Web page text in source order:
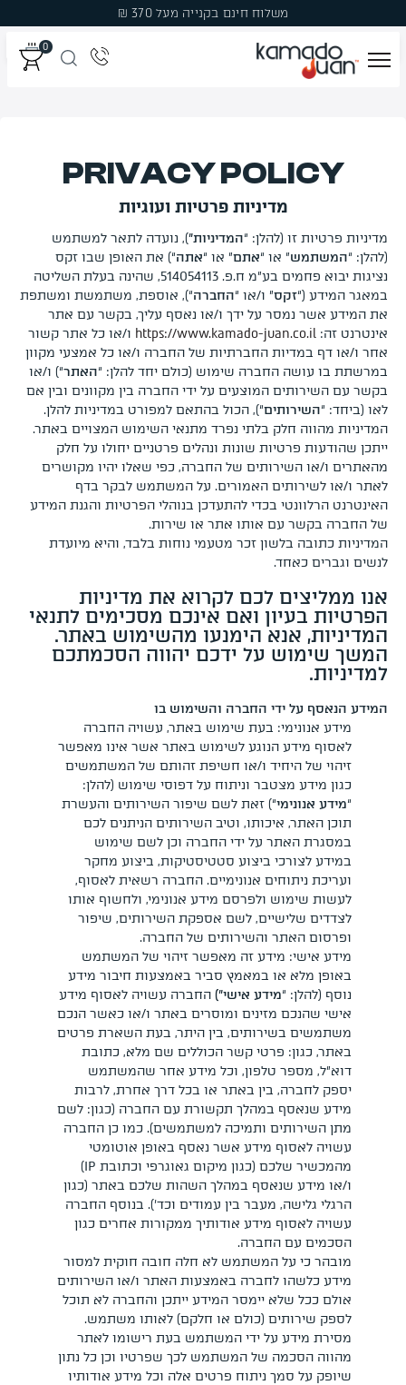
משלוח חינם בקנייה מעל 370 ₪
0
גְּרִילִים
פֶּלֶט עֵץ לִמְעַשְּׁנָהּ
עֲצֵי עִשּׁוּן
אֲבִיזָרִים
מבצעים
החשבון שלי
מתכונים לוהטים
סרטוני הדרכה
אודותינו
מדיניות פרטיות
תקנון שימוש
יצירת קשר
PRIVACY POLICY
מדיניות פרטיות ועוגיות
מדיניות פרטיות זו (להלן: “המדיניות”), נועדה לתאר למשתמש
(להלן: “המשתמש” או “אתם” או “אתה“) את האופן שבו זקס
נציגות יבוא פחמים בע”מ ח.פ. 514054113, שהינה בעלת השליטה
במאגר המידע (“זקס” ו/או “החברה“), אוספת, משתמשת ומשתפת
את המידע אשר נמסר על ידך ו/או נאסף עליך, בקשר עם אתר
אינטרנט זה: https://www.kamado-juan.co.il ו/או כל אתר קשור
אחר ו/או דף במדיות החברתיות של החברה ו/או כל אמצעי מקוון
במרשתת בו עושה החברה שימוש (כולם יחד להלן: “האתר“) ו/או
בקשר עם השירותים המוצעים על ידי החברה בין מקוונים ובין אם
לאו (ביחד: “השירותים“), הכול בהתאם למפורט במדיניות להלן.
המדיניות מהווה חלק בלתי נפרד מתנאי השימוש המצויים באתר.
ייתכן שהודעות פרטיות שונות ונהלים פרטניים יחולו על חלק
מהאתרים ו/או השירותים של החברה, כפי שאלו יהיו מקושרים
לאתר ו/או לשירותים האמורים. על המשתמש לבקר בדף
האינטרנט הרלוונטי בכדי להתעדכן בנוהלי הפרטיות והגנת המידע
של החברה בקשר עם אותו אתר או שירות.
המדיניות כתובה בלשון זכר מטעמי נוחות בלבד, והיא מיועדת
לנשים וגברים כאחד.
אנו ממליצים לכם לקרוא את מדיניות
הפרטיות בעיון ואם אינכם מסכימים לתנאי
המדיניות, אנא הימנעו מהשימוש באתר.
המשך שימוש על ידכם יהווה הסכמתכם
למדיניות.
המידע הנאסף על ידי החברה והשימוש בו
מידע אנונימי: בעת שימוש באתר, עשויה החברה
לאסוף מידע הנוגע לשימוש באתר אשר אינו מאפשר
זיהוי של היחיד ו/או חשיפת זהותם של המשתמשים
כגון מידע מצטבר וניתוח על דפוסי שימוש (להלן:
“מידע אנונימי“) זאת לשם שיפור השירותים והעשרת
תוכן האתר, איכותו, וטיב השירותים הניתנים לכם
במסגרת האתר על ידי החברה וכן לשם שימוש
במידע לצורכי ביצוע סטטיסטיקות, ביצוע מחקר
ועריכת ניתוחים אנונימיים. החברה רשאית לאסוף,
לעשות שימוש ולפרסם מידע אנונימי, ולחשוף אותו
לצדדים שלישיים, לשם אספקת השירותים, שיפור
ופרסום האתר והשירותים של החברה.
מידע אישי: מידע זה מאפשר זיהוי של המשתמש
באופן מלא או במאמץ סביר באמצעות חיבור מידע
נוסף (להלן: “מידע אישי”) החברה עשויה לאסוף מידע
אישי שהנכם מזינים ומוסרים באתר ו/או כאשר הנכם
משתמשים בשירותים, בין היתר, בעת השארת פרטים
באתר, כגון: פרטי קשר הכוללים שם מלא, כתובת
דוא”ל, מספר טלפון, וכל מידע אחר שהמשתמש
יספק לחברה, בין באתר או בכל דרך אחרת, לרבות
מידע שנאסף במהלך תקשורת עם החברה (כגון: לשם
מתן השירותים ותמיכה למשתמשים). כמו כן החברה
עשויה לאסוף מידע אשר נאסף באופן אוטומטי
מהמכשיר שלכם (כגון מיקום גאוגרפי וכתובת IP)
ו/או מידע שנאסף במהלך השהות שלכם באתר (כגון
הרגלי גלישה, מעבר בין עמודים וכד’). בנוסף החברה
עשויה לאסוף מידע אודותיך ממקורות אחרים כגון
הסכמים עם החברה.
מובהר כי על המשתמש לא חלה חובה חוקית למסור
מידע כלשהו לחברה באמצעות האתר ו/או השירותים
אולם ככל שלא יימסר המידע ייתכן והחברה לא תוכל
לספק שירותים (כולם או חלקם) לאותו משתמש.
מסירת מידע על ידי המשתמש בעת רישומו לאתר
מהווה הסכמה של המשתמש לכך שפרטיו וכן כל נתון
שיופק על סמך ניתוח פרטים אלה וכל מידע אודותיו